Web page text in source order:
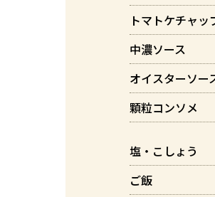
トマトケチャッ
中濃ソース
オイスターソー
顆粒コンソメ
塩・こしょう
ご飯